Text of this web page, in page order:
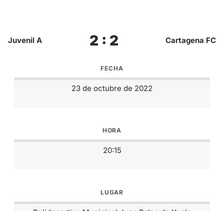
Juvenil A 2 : 2 Cartagena FC
FECHA
23 de octubre de 2022
HORA
20:15
LUGAR